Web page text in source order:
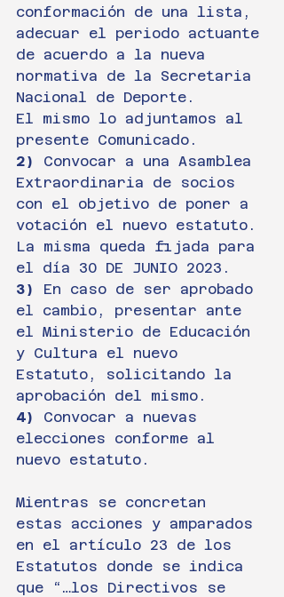
conformación de una lista,
adecuar el periodo actuante
de acuerdo a la nueva
normativa de la Secretaria
Nacional de Deporte.
El mismo lo adjuntamos al
presente Comunicado.
2)
Convocar a una Asamblea
Extraordinaria de socios
con el objetivo de poner a
votación el nuevo estatuto.
La misma queda fijada para
el día 30 DE JUNIO 2023.
3)
En caso de ser aprobado
el cambio, presentar ante
el Ministerio de Educación
y Cultura el nuevo
Estatuto, solicitando la
aprobación del mismo.
4)
Convocar a nuevas
elecciones conforme al
nuevo estatuto.
Mientras se concretan
estas acciones y amparados
en el artículo 23 de los
Estatutos donde se indica
que “…los Directivos se